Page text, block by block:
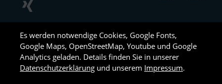
Es werden notwendige Cookies, Google Fonts,
Google Maps, OpenStreetMap, Youtube und Google
Analytics geladen. Details finden Sie in unserer
Datenschutzerklärung und unserem Impressum.